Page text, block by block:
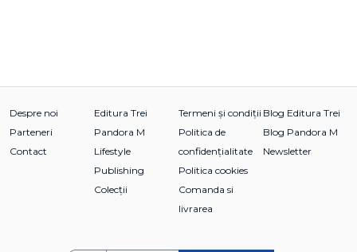
Despre noi
Parteneri
Contact
Editura Trei
Pandora M
Lifestyle
Publishing
Colecții
Termeni și condiții
Politica de
confidențialitate
Politica cookies
Comanda si
livrarea
Blog Editura Trei
Blog Pandora M
Newsletter